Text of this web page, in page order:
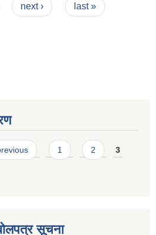
next › last »
1 2 3
सूचना